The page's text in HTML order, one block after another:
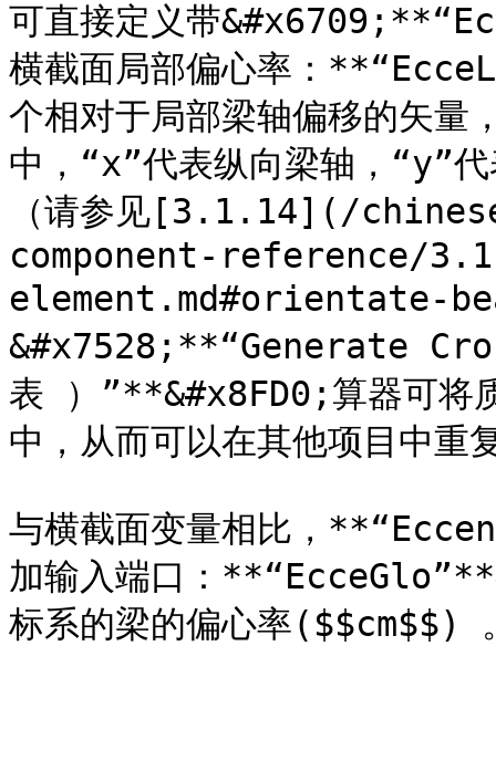
可直接定义带
横截面局部偏心率：
个相对于局部梁轴偏移的矢量
中，“x”代表纵向梁轴，“y”
（请参见[3.1.14](/
component-reference/
element.md#orientate-
&#x7528;**“Generate
表 ）”**&#x8FD0;算器可将
中，从而可以在其他项目中重
与横截面变量相比，
加输入端口：